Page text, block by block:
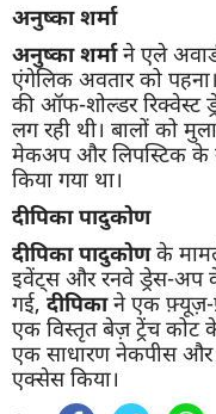
अनुष्का शर्मा
अनुष्का शर्माने एले
एंगेलिक अवतार को
की ऑफ-शोल्डर रिक्वेस्ट
लग रही थी। बालों को
मेकअप और लिपस्टिक के
किया गया था।
दीपिका पादुकोण
दीपिका पादुकोणके
इवेंट्स और रनवे ड्रेस-अप
गई, दीपिकाने एक फ़्यूज़-
एक विस्तृत बेज़ ट्रेंच
एक साधारण नेकपीस
एक्सेस किया।